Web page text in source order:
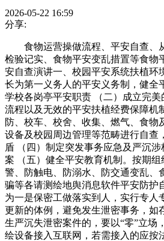
2026-05-22 16:59
分享:
食物运营操做流程、平安自查、
检验记实、食物平安变乱措置等食物
安自查演讲一、校园平安系统扶植环
长为第一义务人的平安义务制，健全
学校各岗亭平安职责 （二）成立完
流程以及无效的平安扶植经费保障机
防、校车、校舍、收集、燃气、食物
设备及校园周边管理等范畴进行自查
盾 （四）制定突发事务应急及严沉
案 （五）健全平安教育机制。按期
警、防触电、防溺水、防交通变乱、
骗等各请测绘地舆消息软件平安防护
为一是保密工做落实到人，实行专人
更新的体例，避免发生泄密事务，如
生严沉失泄密案件的，要以“零”立场
绘设备接入互联网，若需接入的应按